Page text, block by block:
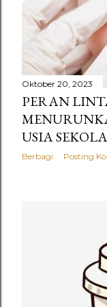
Oktober 20, 2023
PERAN
USIA
Berbagi Posting